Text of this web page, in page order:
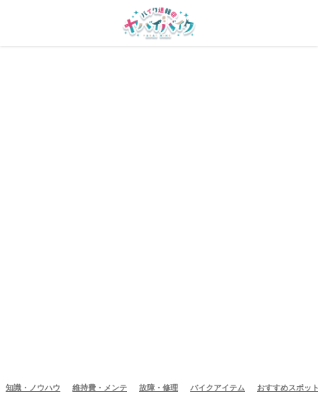
知識・ノウハウ 維持費・メンテ 故障・修理 バイクアイテム おすすめスポッ